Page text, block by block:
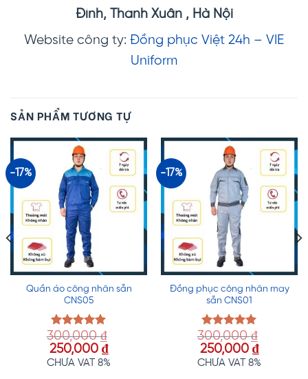
Đình, Thanh Xuân , Hà Nội
Website công ty: Đồng phục Việt 24h – VIE
Uniform
SẢN PHẨM TƯƠNG TỰ
-17%
Quần áo công nhân sẵn
CNS05
Được xếp
hạng5.00
5 sao
300,000₫
Giá
gốc
250,000 ₫Giá
hiện
CHƯA VAT 8%
-17%
Đồng phục công nhân may
sẵn CNS01
Được xếp
hạng5.00
5 sao
300,000₫
Giá
gốc
250,000 ₫Giá
hiện
CHƯA VAT 8%